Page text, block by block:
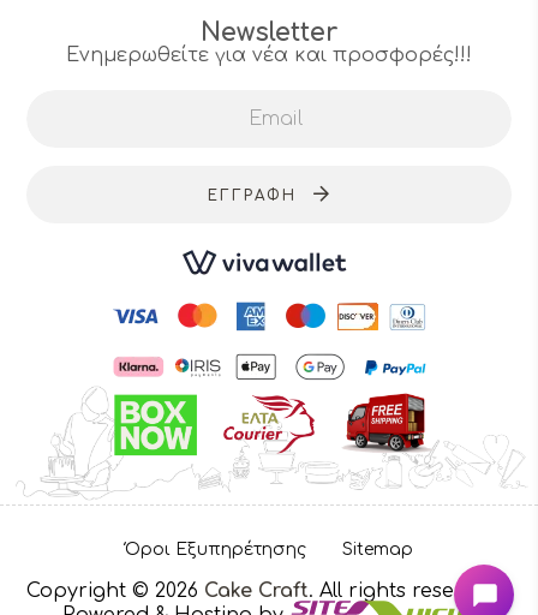
Newsletter
Ενημερωθείτε για νέα και προσφορές!!!
ΕΓΓΡΑΦΉ
Όροι Εξυπηρέτησης Sitemap
Copyright © 2026 Cake Craft. All rights reserved
-